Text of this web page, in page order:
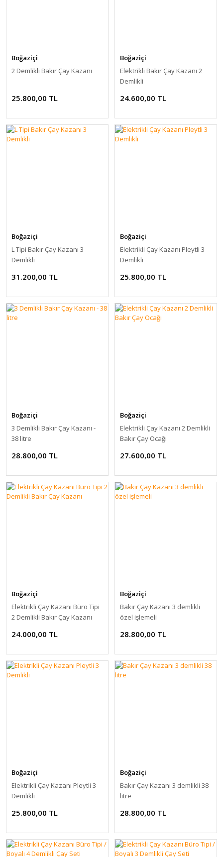
Boğaziçi
2 Demlikli Bakır Çay Kazanı
25.800,00 TL
Boğaziçi
Elektrikli Bakır Çay Kazanı 2
Demlikli
24.600,00 TL
Boğaziçi
L Tipi Bakır Çay Kazanı 3
Demlikli
31.200,00 TL
Boğaziçi
Elektrikli Çay Kazanı Pleytli 3
Demlikli
25.800,00 TL
Boğaziçi
3 Demlikli Bakır Çay Kazanı -
38 litre
28.800,00 TL
Boğaziçi
Elektrikli Çay Kazanı 2 Demlikli
Bakır Çay Ocağı
27.600,00 TL
Boğaziçi
Elektrikli Çay Kazanı Büro Tipi
2 Demlikli Bakır Çay Kazanı
24.000,00 TL
Boğaziçi
Bakır Çay Kazanı 3 demlikli
özel işlemeli
28.800,00 TL
Boğaziçi
Elektrikli Çay Kazanı Pleytli 3
Demlikli
25.800,00 TL
Boğaziçi
Bakır Çay Kazanı 3 demlikli 38
litre
28.800,00 TL